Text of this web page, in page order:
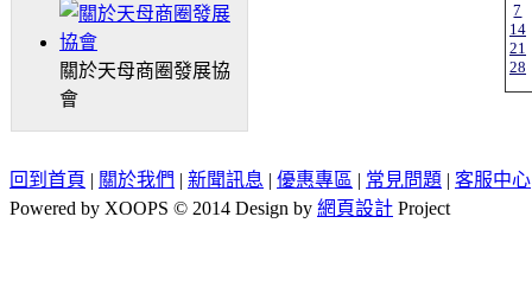
關於天母商圈發展協
會
7
14
21
28
回到首頁 | 關於我們 | 新聞訊息 | 優惠專區 | 常見問題 | 客服中心
Powered by XOOPS © 2014 Design by 網頁設計 Project